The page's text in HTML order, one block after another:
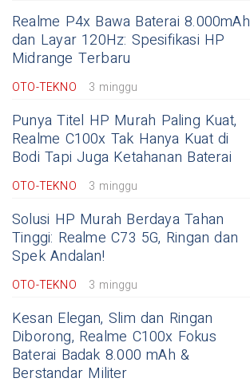
Realme P4x Bawa Baterai 8.000mAh
dan Layar 120Hz: Spesifikasi HP
Midrange Terbaru
OTO-TEKNO 3 minggu
Punya Titel HP Murah Paling Kuat,
Realme C100x Tak Hanya Kuat di
Bodi Tapi Juga Ketahanan Baterai
OTO-TEKNO 3 minggu
Solusi HP Murah Berdaya Tahan
Tinggi: Realme C73 5G, Ringan dan
Spek Andalan!
OTO-TEKNO 3 minggu
Kesan Elegan, Slim dan Ringan
Diborong, Realme C100x Fokus
Baterai Badak 8.000 mAh &
Berstandar Militer